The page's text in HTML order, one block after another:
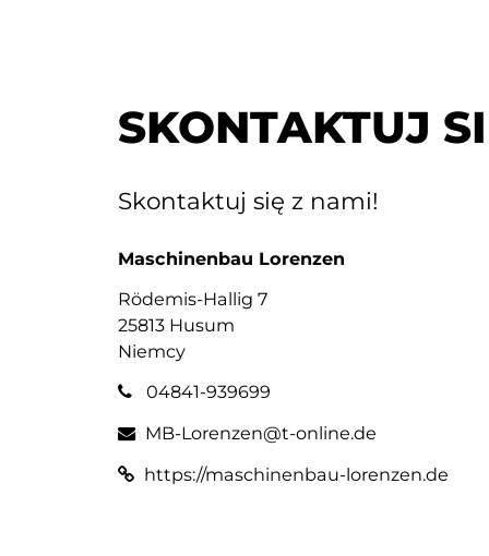
SKONTAKTUJ
Skontaktuj się z nami!
Maschinenbau Lorenzen
Rödemis-Hallig 7
25813 Husum
Niemcy
04841-939699
MB-Lorenzen@t-online.de
https://maschinenbau-lorenzen.de